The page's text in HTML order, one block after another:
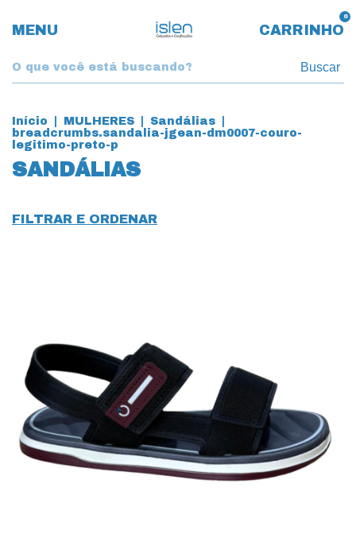
MENU CARRINHO
0
Buscar
Início MULHERES Sandálias
breadcrumbs.sandalia-jgean-dm0007-couro-
legitimo-preto-p
SANDÁLIAS
FILTRAR E ORDENAR